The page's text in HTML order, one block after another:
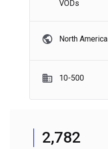
VODs
North America
10-500
2,782